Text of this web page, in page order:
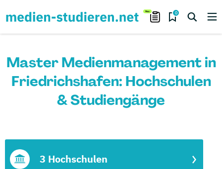
0
Master Medienmanagement in
Friedrichshafen: Hochschulen
& Studiengänge
3 Hochschulen